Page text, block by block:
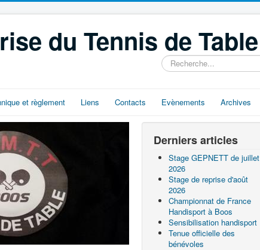
du Tennis de Table
Rechercher
et règlement Liens Contacts Evènements Archives
Derniers articles
Stage GEPNETT de juillet
2026
Stage de reprise d'août
2026
Championnat de France
Handisport à Boos
Sensibilisation handisport
Tenue officielle des
bénévoles